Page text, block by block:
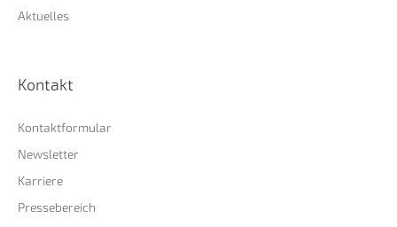
Aktuelles
Kontakt
Kontaktformular
Newsletter
Karriere
Pressebereich